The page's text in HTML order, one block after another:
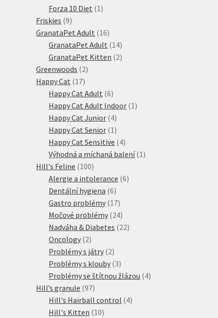
produktů
Forza 10 Diet 1 1
Friskies 99
produktů
GranataPet Adult 1616
produktů
GranataPet Adult 1414
produktů
GranataPet Kitten 22
Greenwoods 22
Happy Cat 1717
produktů
Happy Cat Adult 66
produktů
Happy Cat Adult Indoor 1 1
Happy Cat Junior 44
produkty
Happy Cat Senior 1 1
produkt
Happy Cat Sensitive 44
produkty
Výhodná a míchaná balení 1 1
Hill's Feline 100100
produktů
Alergie a intolerance 66
Dentální hygiena 66
produktů
Gastro problémy 1717
produktů
Močové problémy 2424
produktů
Nadváha & Diabetes 2222
Oncology 22
produkty
Problémy s játry 22
produkty
Problémy s klouby 33
produkty
Problémy se štítnou žlázou 44
Hill’s granule 9797
produktů
Hill's Hairball control 44
Hill's Kitten 1010